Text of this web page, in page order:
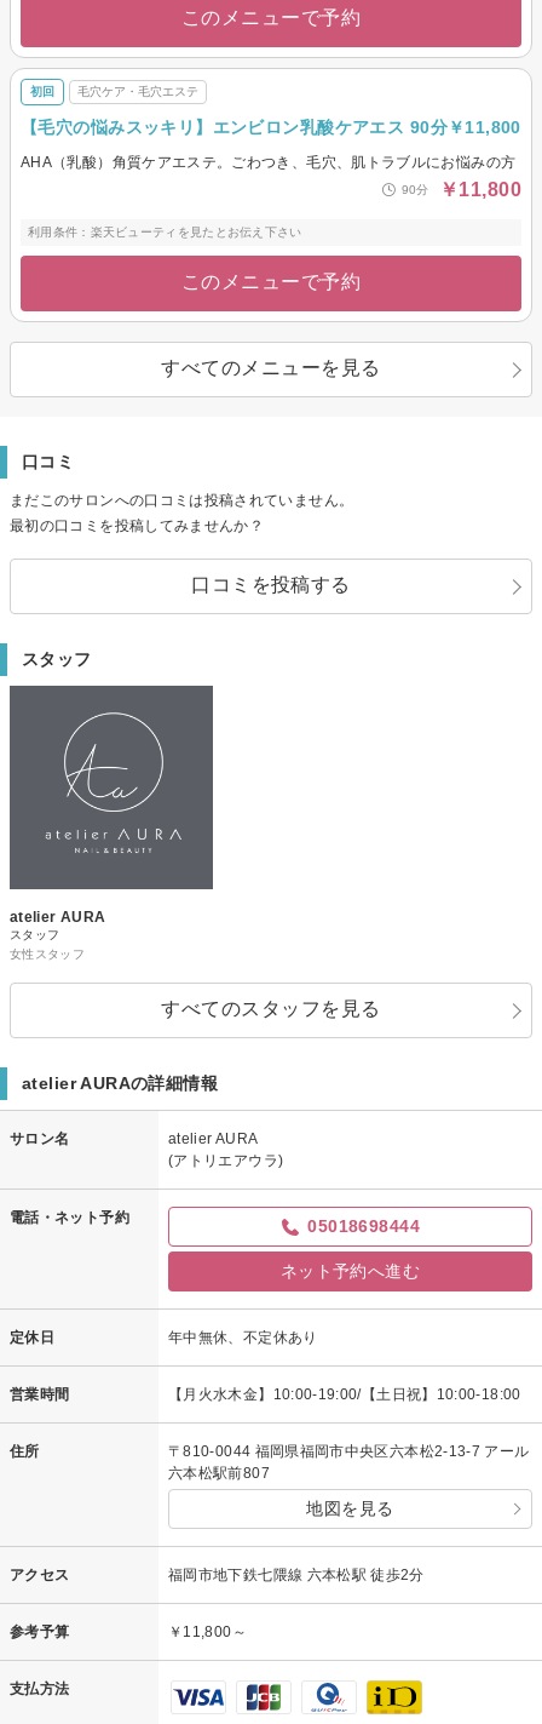
このメニューで予約
初回 毛穴ケア・毛穴エステ
【毛穴の悩みスッキリ】エンビロン乳酸ケアエス 90分￥11,800
AHA（乳酸）角質ケアエステ。ごわつき、毛穴、肌トラブルにお悩みの方
90分 ￥11,800
利用条件：楽天ビューティを見たとお伝え下さい
このメニューで予約
すべてのメニューを見る
口コミ
まだこのサロンへの口コミは投稿されていません。
最初の口コミを投稿してみませんか？
口コミを投稿する
スタッフ
atelier AURA
スタッフ
女性スタッフ
すべてのスタッフを見る
atelier AURAの詳細情報
サロン名
atelier AURA
(アトリエアウラ)
電話・ネット予約 05018698444
ネット予約へ進む
定休日 年中無休、不定休あり
営業時間 【月火水木金】10:00-19:00/【土日祝】10:00-18:00
住所
〒810-0044 福岡県福岡市中央区六本松2-13-7 アール
六本松駅前807
地図を見る
アクセス 福岡市地下鉄七隈線 六本松駅 徒歩2分
参考予算 ￥11,800～
支払方法